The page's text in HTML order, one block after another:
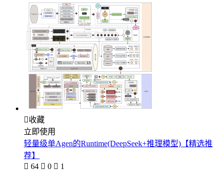
收藏
立即使用
轻量级单Agen的Runtime(DeepSeek+推理模型)【精选推
荐】
 64  0  1